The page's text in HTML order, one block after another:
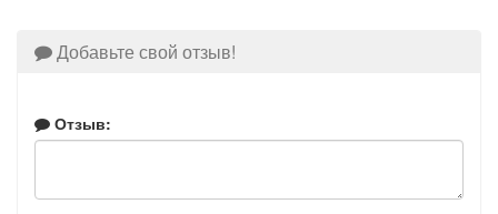
Добавьте свой отзыв!
Отзыв: